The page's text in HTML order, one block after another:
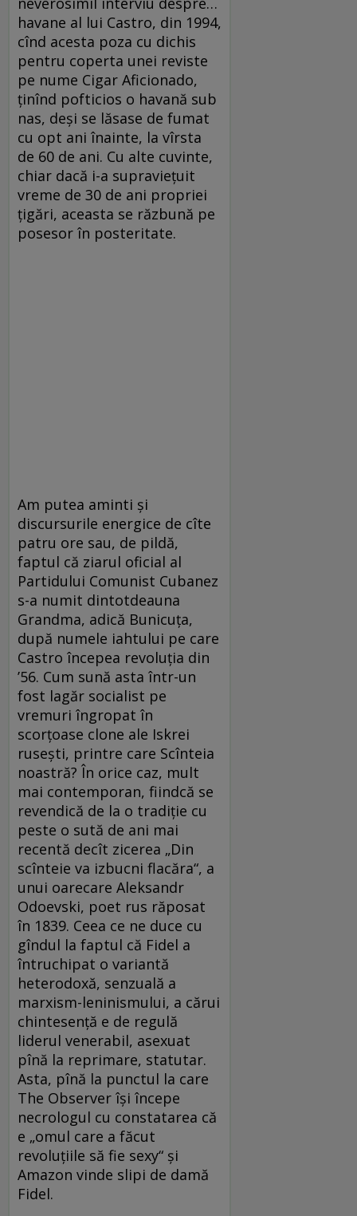
havane al lui Castro, din 1994,
cînd acesta poza cu dichis
pentru coperta unei reviste
pe nume Cigar Aficionado,
ținînd pofticios o havană sub
nas, deși se lăsase de fumat
cu opt ani înainte, la vîrsta
de 60 de ani. Cu alte cuvinte,
chiar dacă i-a supraviețuit
vreme de 30 de ani propriei
țigări, aceasta se răzbună pe
posesor în posteritate.
Am putea aminti și
discursurile energice de cîte
patru ore sau, de pildă,
faptul că ziarul oficial al
Partidului Comunist Cubanez
s-a numit dintotdeauna
Grandma, adică Bunicuța,
după numele iahtului pe care
Castro începea revoluția din
’56. Cum sună asta într-un
fost lagăr socialist pe
vremuri îngropat în
scorțoase clone ale Iskrei
rusești, printre care Scînteia
noastră? În orice caz, mult
mai contemporan, fiindcă se
revendică de la o tradiție cu
peste o sută de ani mai
recentă decît zicerea „Din
scînteie va izbucni flacăra“, a
unui oarecare Aleksandr
Odoevski, poet rus răposat
în 1839. Ceea ce ne duce cu
gîndul la faptul că Fidel a
întruchipat o variantă
heterodoxă, senzuală a
marxism-leninismului, a cărui
chintesență e de regulă
liderul venerabil, asexuat
pînă la reprimare, statutar.
Asta, pînă la punctul la care
The Observer își începe
necrologul cu constatarea că
e „omul care a făcut
revoluțiile să fie sexy“ și
Amazon vinde slipi de damă
Fidel.